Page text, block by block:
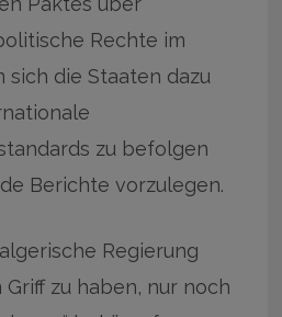
Rechte im
sich die Staaten dazu
zu befolgen
Berichte vorzulegen.
Regierung
zu haben, nur noch